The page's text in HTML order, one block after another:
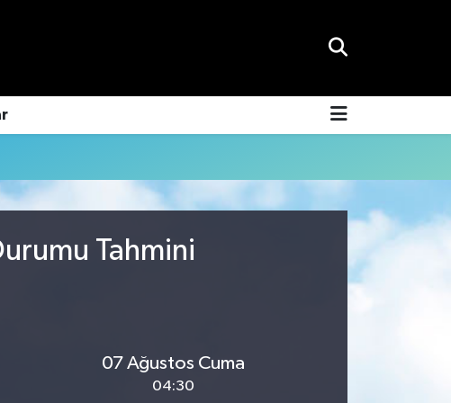
Tahmini
07 Ağustos Cuma
04:30